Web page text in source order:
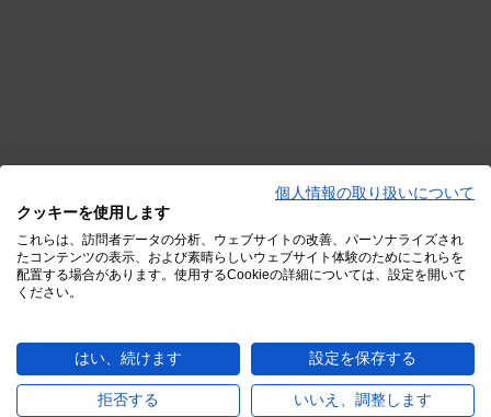
大阪オフィス
四谷オフィス
〒160-0004
個人情報の取り扱いについて
クッキーを使用します
これらは、訪問者データの分析、ウェブサイトの改善、パーソナライズされ
たコンテンツの表示、および素晴らしいウェブサイト体験のためにこれらを
配置する場合があります。使用するCookieの詳細については、設定を開いて
ください。
はい、続けます 設定を保存する
拒否する いいえ、調整します